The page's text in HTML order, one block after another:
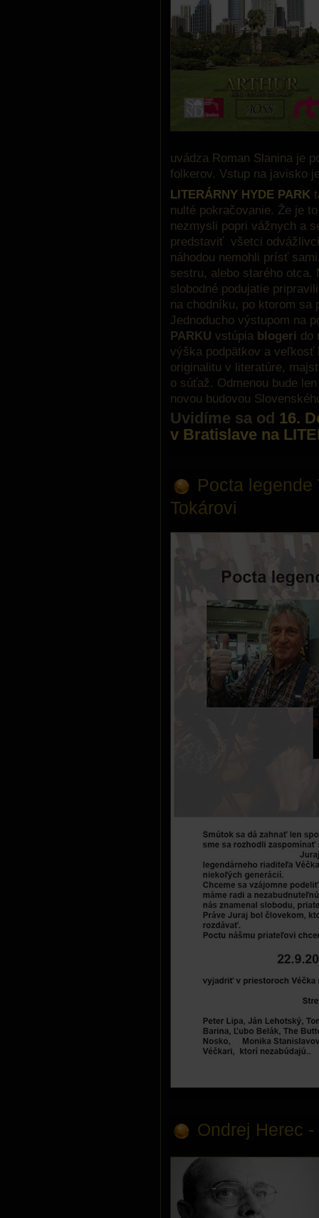
uvádza Roman Slanina je
folkerov. Vstup na javisko
LITERÁRNY HYDE PARK
nulté pokračovanie. Že je
nezmysli popri vážnych a
predstaviť všetci
náhodou nemohli prísť
sestru, alebo starého otca.
slobodné podujatie
na chodníku, po ktorom sa
Jednoducho výstupom na
PARKU vstúpia blogeri do
výška podpätkov a veľkosť
originalitu v literatúre,
o súťaž. Odmenou bude
novou budovou
Uvidíme sa od 16.
v Bratislave na
Pocta
Tokárovi
Ondrej Herec